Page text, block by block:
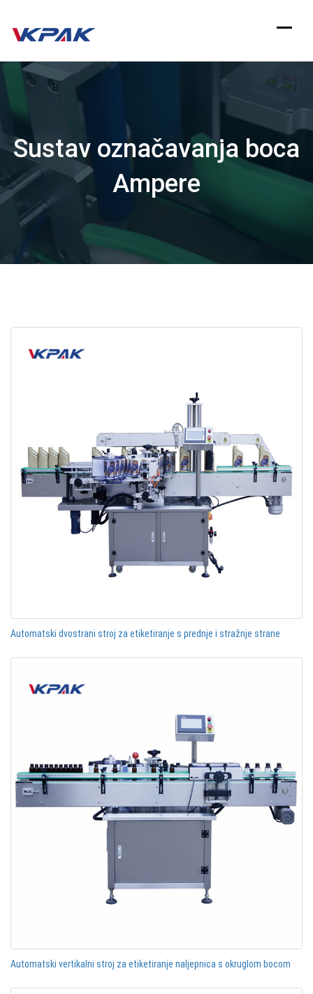
Preskoči
Sustav označavanja boca
Ampere
Automatski dvostrani stroj za etiketiranje s prednje i stražnje strane
Automatski vertikalni stroj za etiketiranje naljepnica s okruglom bocom